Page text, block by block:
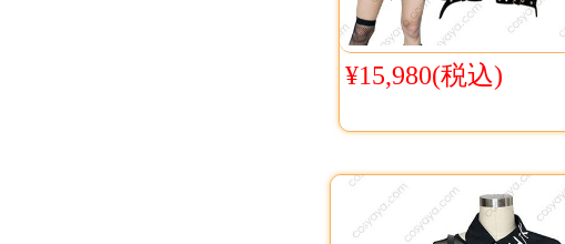
¥15,980(税込)